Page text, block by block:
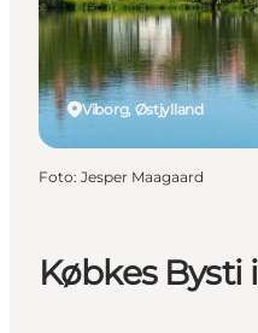
Transport
Købkes Bysti
Viborg, Østjylland
Foto: Jesper Maagaard